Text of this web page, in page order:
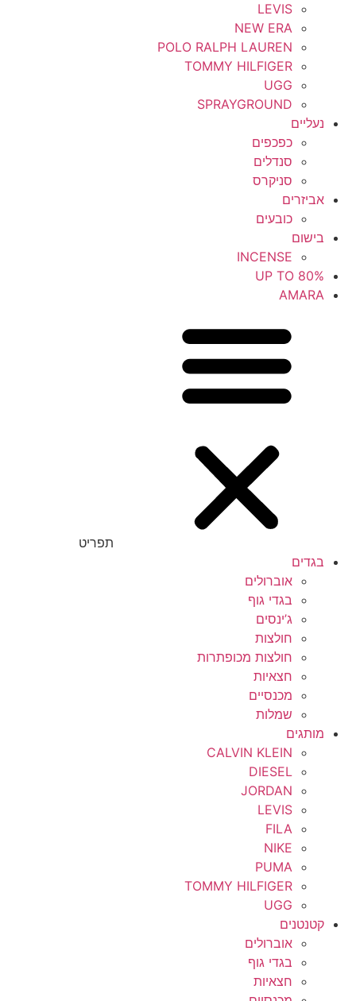
LEVIS
NEW ERA
POLO RALPH LAUREN
TOMMY HILFIGER
UGG
SPRAYGROUND
נעליים
כפכפים
סנדלים
סניקרס
אביזרים
כובעים
בישום
INCENSE
UP TO 80%
AMARA
תפריט
בגדים
אוברולים
בגדי גוף
ג’ינסים
חולצות
חולצות מכופתרות
חצאיות
מכנסיים
שמלות
מותגים
CALVIN KLEIN
DIESEL
JORDAN
LEVIS
FILA
NIKE
PUMA
TOMMY HILFIGER
UGG
קטנטנים
אוברולים
בגדי גוף
חצאיות